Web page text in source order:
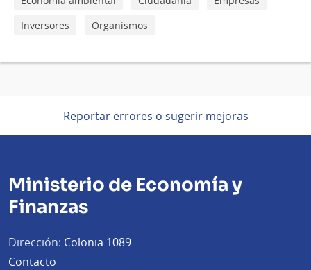
Inversores
Organismos
Reportar errores o sugerir mejoras
Ministerio de Economía y
Finanzas
Dirección: Colonia 1089
Contacto